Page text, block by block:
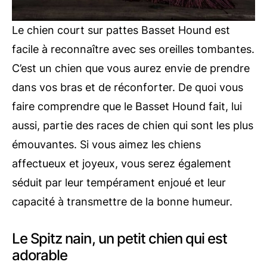
Le chien court sur pattes Basset Hound est
facile à reconnaître avec ses oreilles tombantes.
C’est un chien que vous aurez envie de prendre
dans vos bras et de réconforter. De quoi vous
faire comprendre que le Basset Hound fait, lui
aussi, partie des races de chien qui sont les plus
émouvantes. Si vous aimez les chiens
affectueux et joyeux, vous serez également
séduit par leur tempérament enjoué et leur
capacité à transmettre de la bonne humeur.
Le Spitz nain, un petit chien qui est
adorable